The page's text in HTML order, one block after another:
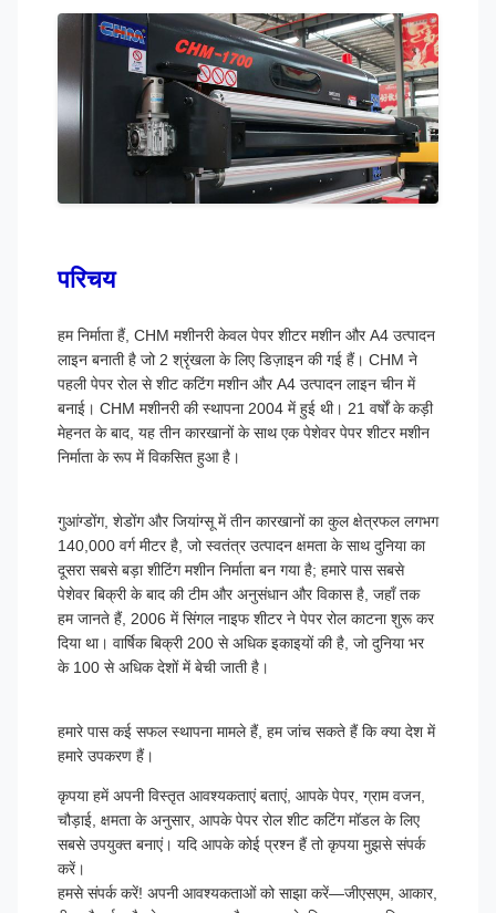
परिचय
हम निर्माता हैं, CHM मशीनरी केवल पेपर शीटर मशीन और A4 उत्पादन
लाइन बनाती है जो 2 श्रृंखला के लिए डिज़ाइन की गई हैं। CHM ने
पहली पेपर रोल से शीट कटिंग मशीन और A4 उत्पादन लाइन चीन में
बनाई। CHM मशीनरी की स्थापना 2004 में हुई थी। 21 वर्षों के कड़ी
मेहनत के बाद, यह तीन कारखानों के साथ एक पेशेवर पेपर शीटर मशीन
निर्माता के रूप में विकसित हुआ है।
गुआंग्डोंग, शेडोंग और जियांग्सू में तीन कारखानों का कुल क्षेत्रफल लगभग
140,000 वर्ग मीटर है, जो स्वतंत्र उत्पादन क्षमता के साथ दुनिया का
दूसरा सबसे बड़ा शीटिंग मशीन निर्माता बन गया है; हमारे पास सबसे
पेशेवर बिक्री के बाद की टीम और अनुसंधान और विकास है, जहाँ तक
हम जानते हैं, 2006 में सिंगल नाइफ शीटर ने पेपर रोल काटना शुरू कर
दिया था। वार्षिक बिक्री 200 से अधिक इकाइयों की है, जो दुनिया भर
के 100 से अधिक देशों में बेची जाती है।
हमारे पास कई सफल स्थापना मामले हैं, हम जांच सकते हैं कि क्या देश में
हमारे उपकरण हैं।
कृपया हमें अपनी विस्तृत आवश्यकताएं बताएं, आपके पेपर, ग्राम वजन,
चौड़ाई, क्षमता के अनुसार, आपके पेपर रोल शीट कटिंग मॉडल के लिए
सबसे उपयुक्त बनाएं। यदि आपके कोई प्रश्न हैं तो कृपया मुझसे संपर्क
करें।
हमसे संपर्क करें! अपनी आवश्यकताओं को साझा करें—जीएसएम, आकार,